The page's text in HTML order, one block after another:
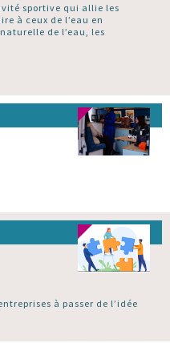
sportive qui allie les
à ceux de l’eau en
de l’eau, les
à passer de l’idée